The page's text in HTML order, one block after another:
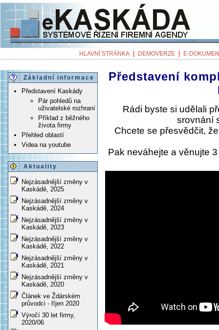
HLAVNÍ STRÁNKA DEMOVERZE E-
Základní informace
Představení Kaskády
Pár pohledů na
uživatelské rozhraní
Příklad z běžného
života firmy
Přehled oblastí
Videa na youtube
Aktuality
Nejzásadnější změny v
Kaskádě, 2025
Nejzásadnější změny v
Kaskádě, 2024
Nejzásadnější změny v
Kaskádě, 2023
Nejzásadnější změny v
Kaskádě, 2022
Nejzásadnější změny v
Kaskádě, 2021
Nejzásadnější změny v
Kaskádě, 2020
Článek ve Ždárském
průvodci - říjen 2020
Výročí 30 let firmy,
2020/06
Představení
Rádi byste si udělali
srovnání
Chcete se přesvědčit,
Pak neváhejte a věnujte